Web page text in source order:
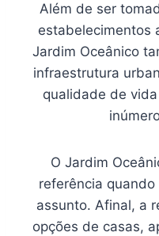
Além de ser
estabelecimentos
Jardim Oceânico
infraestrutura
qualidade de
O Jardim
referência
assunto. Afinal, a
opções de casas,